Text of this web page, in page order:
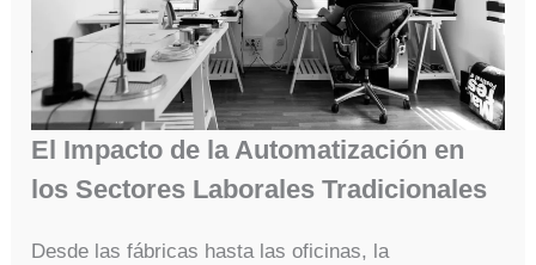
El Impacto de la Automatización en
los Sectores Laborales Tradicionales
Desde las fábricas hasta las oficinas, la